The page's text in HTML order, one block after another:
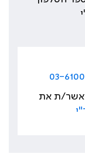
03-
ת את